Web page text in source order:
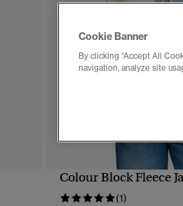
Colour Block Fleece
(1)
Cookie Banner
By clicking “Accept All
navigation, analyze site